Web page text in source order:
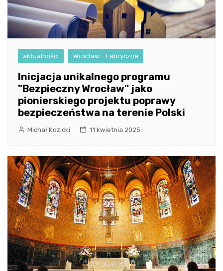
aktualności Wrocław - Fabryczna
Inicjacja unikalnego programu
"Bezpieczny Wrocław" jako
pionierskiego projektu poprawy
bezpieczeństwa na terenie Polski
Michał Kozicki 11 kwietnia 2025